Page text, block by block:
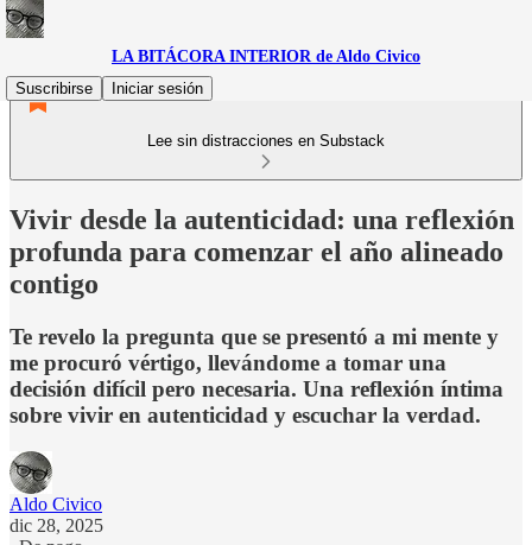
LA BITÁCORA INTERIOR de Aldo Civico
Suscribirse
Iniciar sesión
Lee sin distracciones en Substack
Vivir desde la autenticidad: una reflexión
profunda para comenzar el año alineado
contigo
Te revelo la pregunta que se presentó a mi mente y
me procuró vértigo, llevándome a tomar una
decisión difícil pero necesaria. Una reflexión íntima
sobre vivir en autenticidad y escuchar la verdad.
Aldo Civico
dic 28, 2025